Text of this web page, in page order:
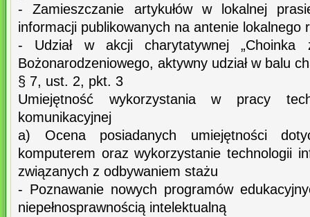
- Zamieszczanie artykułów w lokalnej
informacji publikowanych na antenie lokalnego
- Udział w akcji charytatywnej „Choinka
Bożonarodzeniowego, aktywny udział w balu
§ 7, ust. 2, pkt. 3
Umiejętność wykorzystania w pracy
komunikacyjnej
a) Ocena posiadanych umiejętności
komputerem oraz wykorzystanie technologii
związanych z odbywaniem stażu
- Poznawanie nowych programów
niepełnosprawnością intelektualną